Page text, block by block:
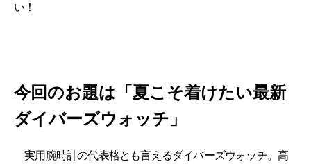
い！
今回のお題は「夏こそ着けたい最新
ダイバーズウォッチ」
実用腕時計の代表格とも言えるダイバーズウォッチ。高